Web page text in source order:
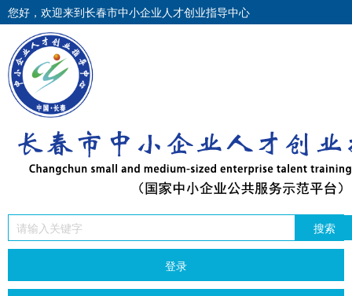
您好，欢迎来到长春市中小企业人才创业指导中心
搜索
登录